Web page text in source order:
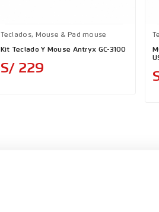
Teclados, Mouse & Pad mouse
Kit Teclado Y Mouse Antryx GC-3100
S/ 229